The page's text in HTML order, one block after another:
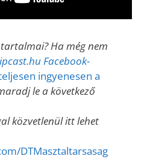
tartalmai? Ha még nem
Facebook-
ingyenesen a
le a következő
közvetlenül itt lehet
DTMasztaltarsasag